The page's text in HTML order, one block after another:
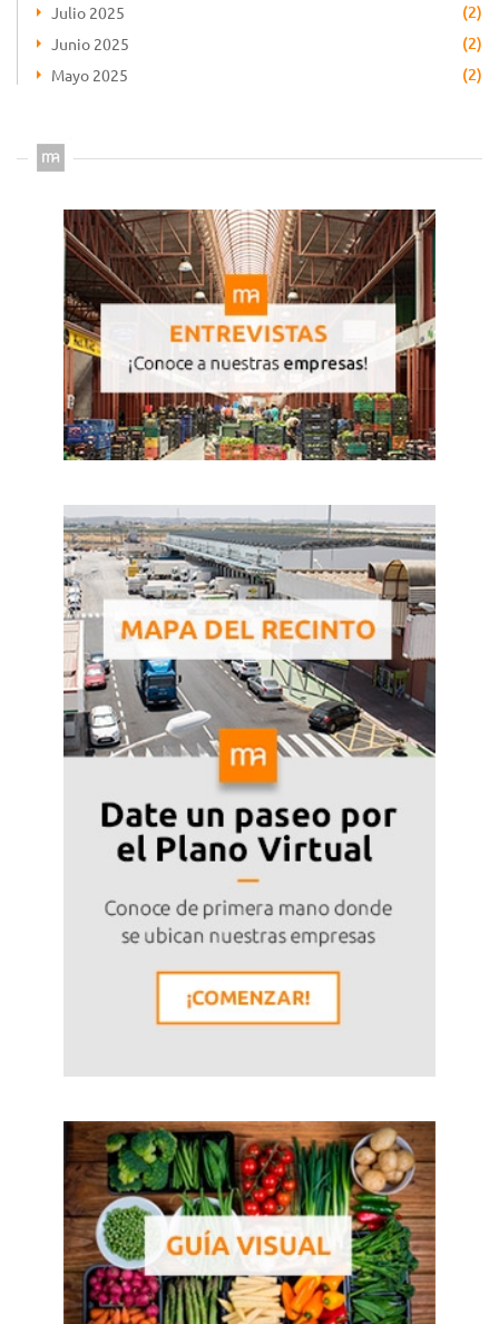
Julio 2025 (2)
Junio 2025 (2)
Mayo 2025 (2)